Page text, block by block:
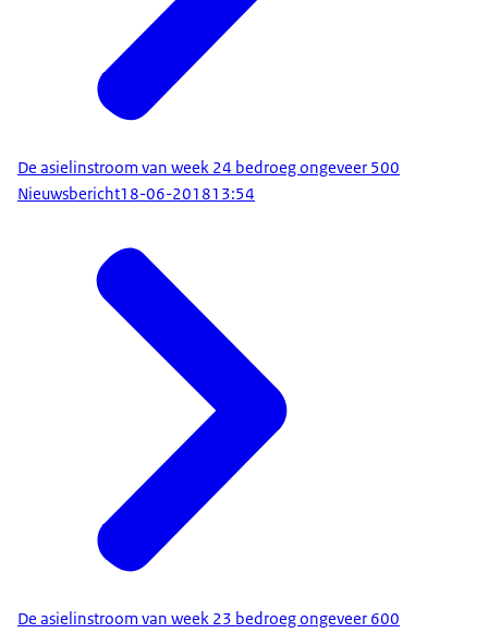
De asielinstroom van week 24 bedroeg ongeveer 500
Nieuwsbericht18-06-201813:54
De asielinstroom van week 23 bedroeg ongeveer 600